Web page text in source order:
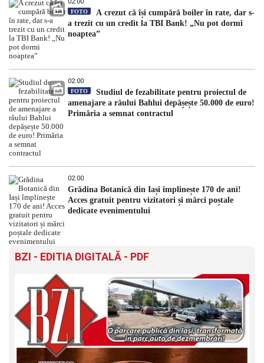
FOTO
A crezut că își cumpără boiler în rate, dar s-
a trezit cu un credit la TBI Bank! „Nu pot dormi
noaptea”
02:00
FOTO
Studiul de fezabilitate pentru proiectul de
amenajare a râului Bahlui depășește 50.000 de euro!
Primăria a semnat contractul
02:00
Grădina Botanică din Iași împlinește 170 de ani!
Acces gratuit pentru vizitatori și mărci poștale
dedicate evenimentului
BZI - EDITIA DIGITALĂ - PDF